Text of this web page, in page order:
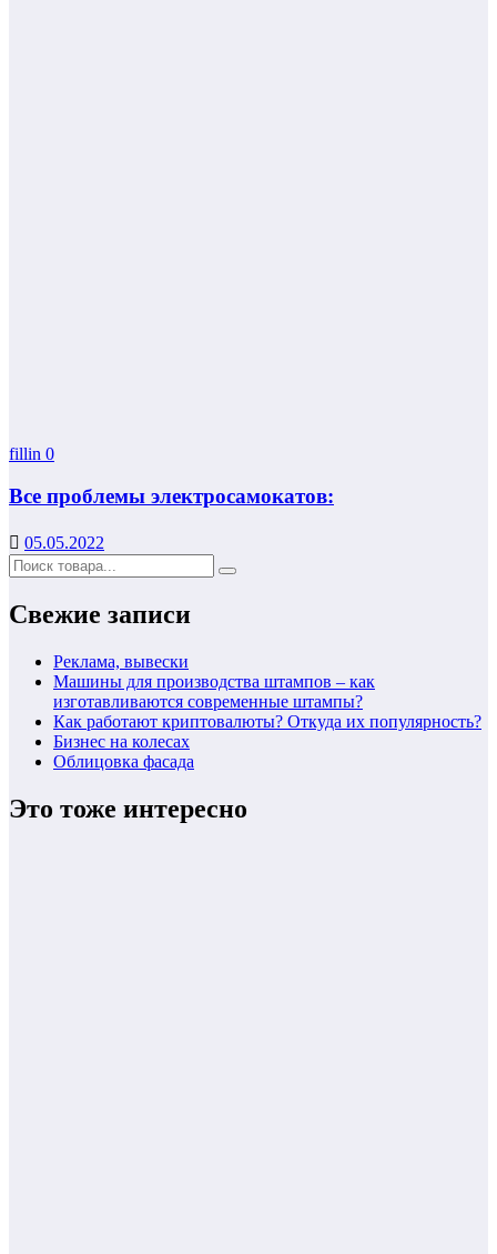
fillin 0
Все проблемы электросамокатов:
05.05.2022
Свежие записи
Реклама, вывески
Машины для производства штампов – как
изготавливаются современные штампы?
Как работают криптовалюты? Откуда их популярность?
Бизнес на колесах
Облицовка фасада
Это тоже интересно